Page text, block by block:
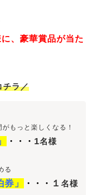
、豪華賞品が当た
チラ／
もっと楽しくなる！
・・・ 1名様
る
」 ・・・ １ 名様